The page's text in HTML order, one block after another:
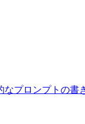
プロンプトの